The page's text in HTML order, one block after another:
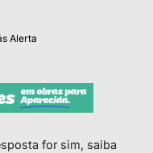
Alerta
for sim, saiba